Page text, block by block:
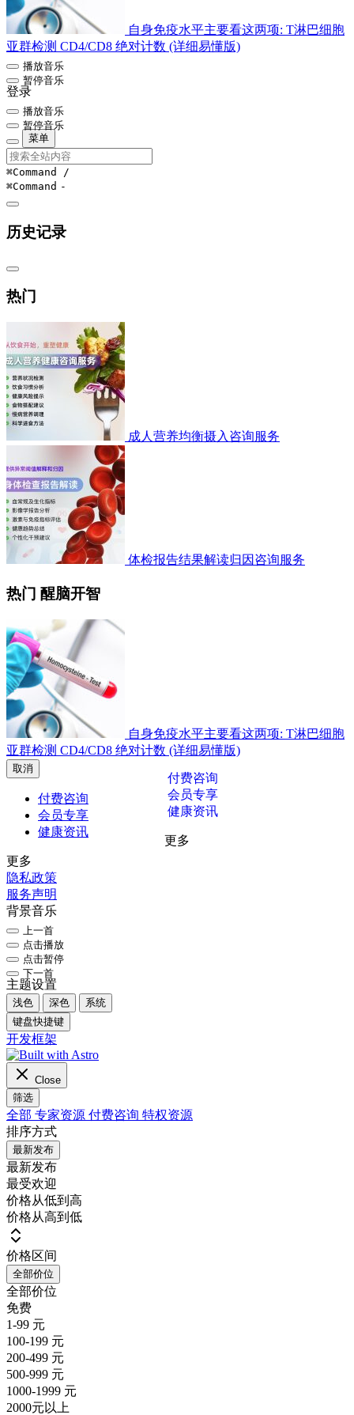
自身免疫水平主要看这两项: T淋巴细胞
亚群检测 CD4/CD8 绝对计数 (详细易懂版)
播放音乐
暂停音乐
登录
播放音乐
暂停音乐
菜单
⌘Command /
⌘Command -
历史记录
热门
成人营养均衡摄入咨询服务
体检报告结果解读归因咨询服务
热门 醒脑开智
自身免疫水平主要看这两项: T淋巴细胞
亚群检测 CD4/CD8 绝对计数 (详细易懂版)
取消
付费咨询
付费咨询
会员专享
会员专享
健康资讯
健康资讯
更多
更多
隐私政策
服务声明
背景音乐
上一首
点击播放
点击暂停
下一首
主题设置
浅色 深色
系统
键盘快捷键
开发框架
Close
筛选
全部 专家资源 付费咨询 特权资源
排序方式
最新发布
最新发布
最受欢迎
价格从低到高
价格从高到低
价格区间
全部价位
全部价位
免费
1-99 元
100-199 元
200-499 元
500-999 元
1000-1999 元
2000元以上